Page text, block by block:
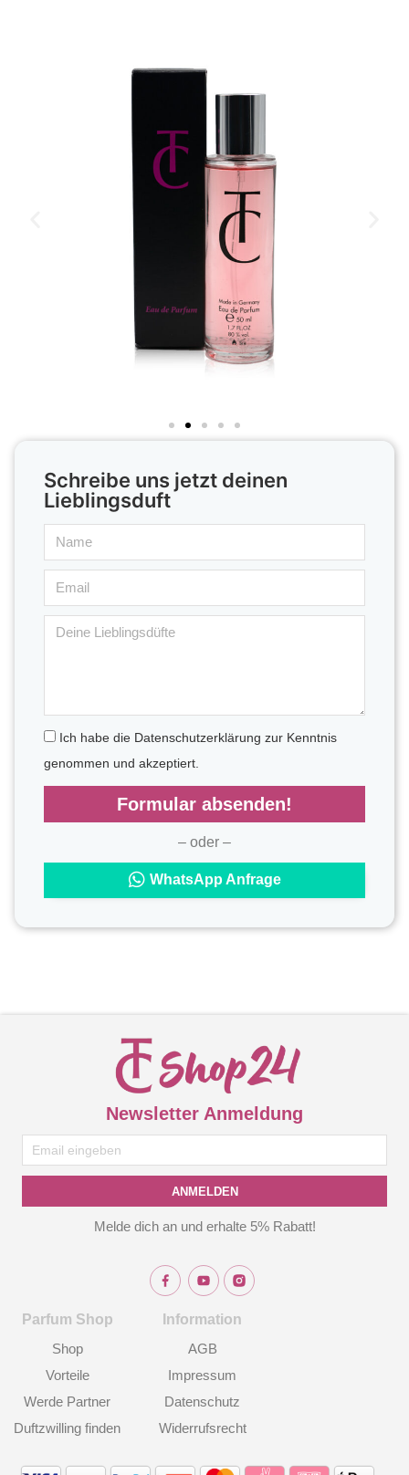
Schreibe uns jetzt deinen
Lieblingsduft
Ich habe die Datenschutzerklärung zur Kenntnis
genommen und akzeptiert.
Formular absenden!
– oder –
WhatsApp Anfrage
Parfum Shop
Shop
Vorteile
Werde Partner
Duftzwilling finden
Information
AGB
Impressum
Datenschutz
Widerrufsrecht
Newsletter Anmeldung
ANMELDEN
Melde dich an und erhalte 5% Rabatt!